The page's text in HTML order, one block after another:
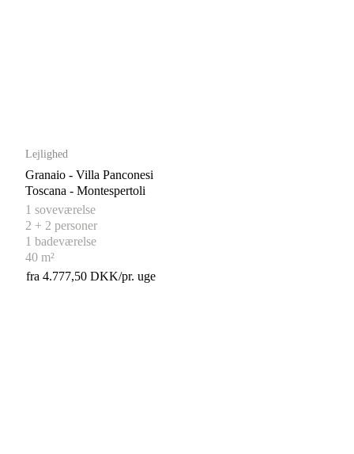
Lejlighed
Granaio - Villa Panconesi
Toscana - Montespertoli
1 soveværelse
2 + 2 personer
1 badeværelse
40 m²
fra 4.777,50 DKK/pr. uge